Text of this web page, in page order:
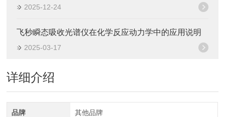
2025-12-24
飞秒瞬态吸收光谱仪在化学反应动力学中的应用说明
2025-03-17
详细介绍
品牌 其他品牌